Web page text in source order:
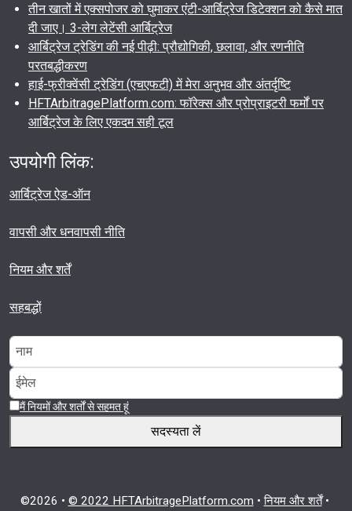
तीन खातों में एक्सपोजर को घुमाकर एंटी-आर्बिट्रेज डिटेक्शन को कैसे मात
दी जाए। 3-लेग लेटेंसी आर्बिट्रेज
आर्बिट्रेज ट्रेडिंग की नई पीढ़ी: प्रौद्योगिकी, छलावा, और रणनीति
परतबद्धीकरण
हाई-फ्रीक्वेंसी ट्रेडिंग (एचएफटी) में मेरा अनुभव और अंतर्दृष्टि
HFTArbitragePlatform.com: फॉरेक्स और प्रोप्राइटरी फर्मों पर
आर्बिट्रेज के लिए एकदम सही टूल
उपयोगी लिंक:
आर्बिट्रेज ऐड-ऑन
वापसी और धनवापसी नीति
नियम और शर्तें
सहबद्धों
मैं नियमों और शर्तों से सहमत हूं
सदस्यता लें
©2026 • © 2022 HFTArbitragePlatform.com •नियम और शर्तें•